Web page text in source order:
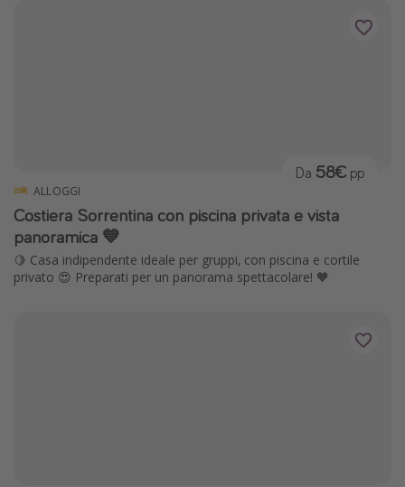
ALLOGGI
Costiera Sorrentina con piscina privata e vista
panoramica 💙
🍋 Casa indipendente ideale per gruppi, con piscina e cortile
privato 😍 Preparati per un panorama spettacolare! 🧡
Da 58€ pp